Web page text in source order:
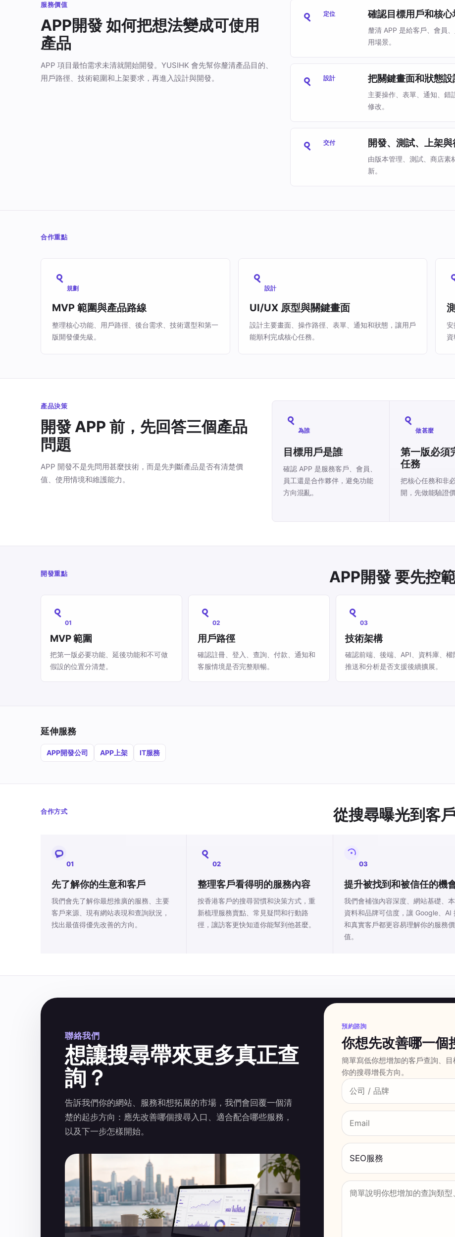
服務價值
APP開發 如何把想法變成可使用
產品
APP 項目最怕需求未清就開始開發。YUSIHK 會先幫你釐清產品目的、
用戶路徑、技術範圍和上架要求，再進入設計與開發。
定位 確認目標用戶和核心
釐清 APP 是給客戶、會員
用場景。
設計 把關鍵畫面和狀態設
主要操作、表單、通知、錯
修改。
交付 開發、測試、上架
由版本管理、測試、商店素
新。
合作重點
規劃
MVP 範圍與產品路線
整理核心功能、用戶路徑、後台需求、技術選型和第一
版開發優先級。
設計
UI/UX 原型與關鍵畫面
設計主要畫面、操作路徑、表單、通知和狀態，讓用戶
能順利完成核心任務。
產品決策
開發 APP 前，先回答三個產品
問題
APP 開發不是先問用甚麼技術，而是先判斷產品是否有清楚價
值、使用情境和維護能力。
為誰
目標用戶是誰
確認 APP 是服務客戶、會員、
員工還是合作夥伴，避免功能
方向混亂。
做甚麼
第一版必須
任務
把核心任務和非
開，先做能驗證
開發重點 APP開發 要先控
01
MVP 範圍
把第一版必要功能、延後功能和不可做
假設的位置分清楚。
02
用戶路徑
確認註冊、登入、查詢、付款、通知和
客服情境是否完整順暢。
03
技術架構
確認前端、後端、API、資料庫、權
推送和分析是否支援後續擴展。
延伸服務
APP開發公司 APP上架 IT服務
合作方式 從搜尋曝光到客
01
先了解你的生意和客戶
我們會先了解你最想推廣的服務、主要
客戶來源、現有網站表現和查詢狀況，
找出最值得優先改善的方向。
02
整理客戶看得明的服務內容
按香港客戶的搜尋習慣和決策方式，重
新梳理服務賣點、常見疑問和行動路
徑，讓訪客更快知道你能幫到他甚麼。
03
提升被找到和被信任的機
我們會補強內容深度、網站基礎、
資料和品牌可信度，讓 Google、AI
和真實客戶都更容易理解你的服務價
值。
聯絡我們
想讓搜尋帶來更多真正查
詢？
告訴我們你的網站、服務和想拓展的市場，我們會回覆一個清
楚的起步方向：應先改善哪個搜尋入口、適合配合哪些服務，
以及下一步怎樣開始。
預約諮詢
你想先改善哪一個
簡單寫低你想增加的客戶查詢、
你的搜尋增長方向。
SEO服務